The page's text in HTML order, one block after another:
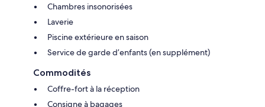
Chambres insonorisées
Laverie
Piscine extérieure en saison
Service de garde d’enfants (en supplément)
Commodités
Coffre-fort à la réception
Consigne à bagages